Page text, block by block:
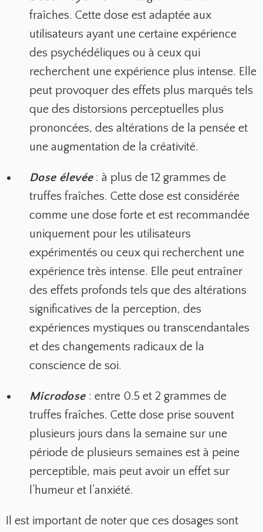
fraîches. Cette dose est adaptée aux
utilisateurs ayant une certaine expérience
des psychédéliques ou à ceux qui
recherchent une expérience plus intense. Elle
peut provoquer des effets plus marqués tels
que des distorsions perceptuelles plus
prononcées, des altérations de la pensée et
une augmentation de la créativité.
Dose élevée: à plus de 12 grammes de
truffes fraîches. Cette dose est considérée
comme une dose forte et est recommandée
uniquement pour les utilisateurs
expérimentés ou ceux qui recherchent une
expérience très intense. Elle peut entraîner
des effets profonds tels que des altérations
significatives de la perception, des
expériences mystiques ou transcendantales
et des changements radicaux de la
conscience de soi.
Microdose: entre 0.5 et 2 grammes de
truffes fraîches. Cette dose prise souvent
plusieurs jours dans la semaine sur une
période de plusieurs semaines est à peine
perceptible, mais peut avoir un effet sur
l’humeur et l’anxiété.
Il est important de noter que ces dosages sont